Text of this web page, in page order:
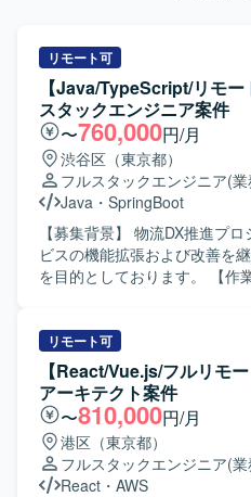
リモート可
【Java/TypeScript/リモ
スタックエンジニア案件
〜760,000円/月
渋谷区（東京都）
フルスタックエンジニア(
Java ・ SpringBoot
【募集背景】 物流DX推進プ
ビスの機能拡張および改善を
を目的としております。 【作業内容】 ・業務体験やヒアリ
および開発を担当していただ
続的な改善および機能拡張開
ます。 ・企画立案から機能設
連の工程に関わっていただきます。 【求める人物像
務理解を深めながら課題を自
善提案ができる方を求めてお
びフロントエンドの両面から
欲のある方を歓迎いたします。 【ポジションの魅力】 ・企
リモート可
【React/Vue.js/フルリモ
アーキテクト案件
〜810,000円/月
港区（東京都）
フルスタックエンジニア(
React ・ AWS